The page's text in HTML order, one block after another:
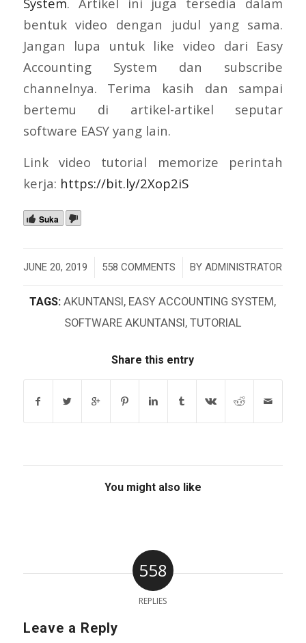
bentuk video dengan judul yang sama.
Jangan lupa untuk like video dari Easy
Accounting System dan subscribe
channelnya. Terima kasih dan sampai
bertemu di artikel-artikel seputar
software EASY yang lain.
Link video tutorial memorize perintah
kerja: https://bit.ly/2Xop2iS
Suka
JUNE 20, 2019
/ 558 COMMENTS
/ BYADMINISTRATOR
TAGS: AKUNTANSI, EASY ACCOUNTING SYSTEM,
SOFTWARE AKUNTANSI,TUTORIAL
Share this entry
You might also like
558
REPLIES
Leave a Reply